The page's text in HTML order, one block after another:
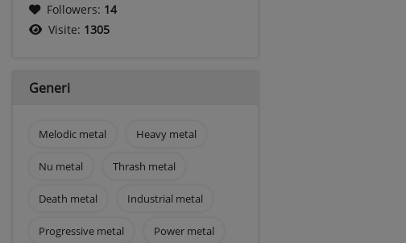
Followers: 14
Visite: 1305
Generi
Melodic metal Heavy metal
Nu metal Thrash metal
Death metal Industrial metal
Progressive metal Power metal